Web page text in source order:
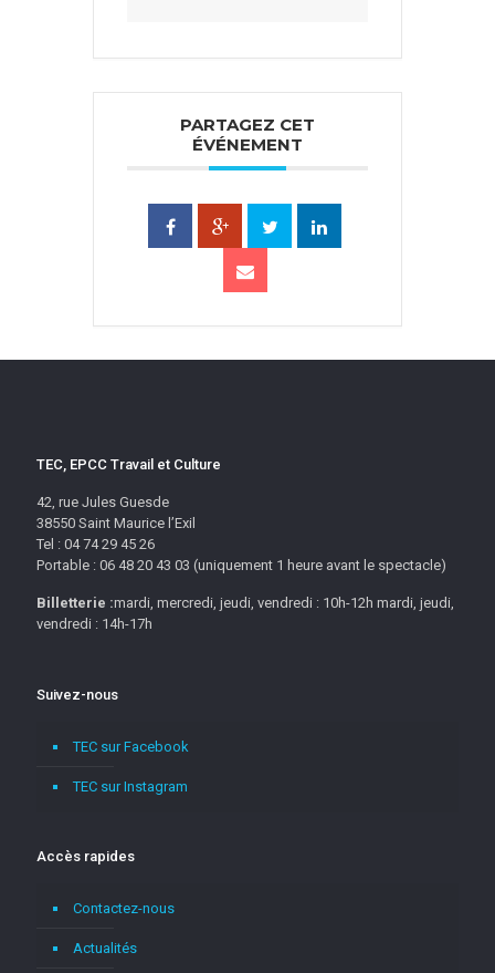
PARTAGEZ CET
ÉVÉNEMENT
TEC, EPCC Travail et Culture
42, rue Jules Guesde
38550 Saint Maurice l’Exil
Tel : 04 74 29 45 26
Portable : 06 48 20 43 03 (uniquement 1 heure avant le spectacle)
Billetterie :mardi, mercredi, jeudi, vendredi : 10h-12h mardi, jeudi,
vendredi : 14h-17h
Suivez-nous
TEC sur Facebook
TEC sur Instagram
Accès rapides
Contactez-nous
Actualités